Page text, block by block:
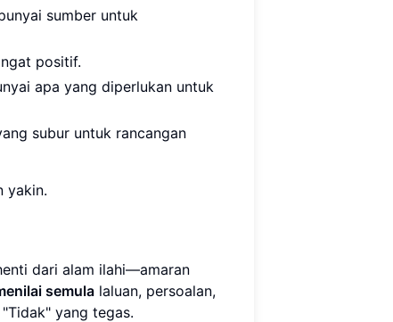
sumber untuk
positif.
apa yang diperlukan untuk
subur untuk rancangan
yakin.
dari alam ilahi—amaran
semula laluan, persoalan,
yang tegas.